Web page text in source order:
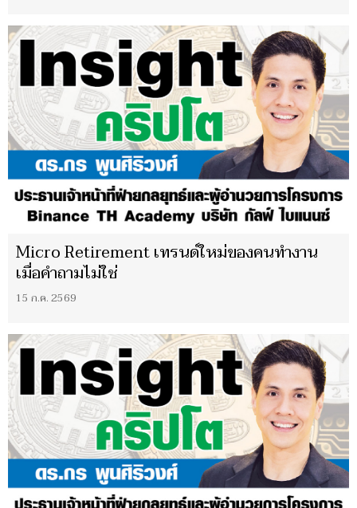
Micro Retirement เทรนด์ใหม่ของคนทำงาน
เมื่อคำถามไม่ใช่
15 ก.ค. 2569